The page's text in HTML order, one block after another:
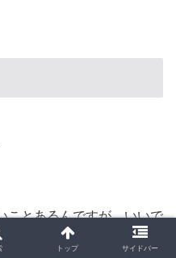
ことあるんですが、いいで
トップ サイドバー